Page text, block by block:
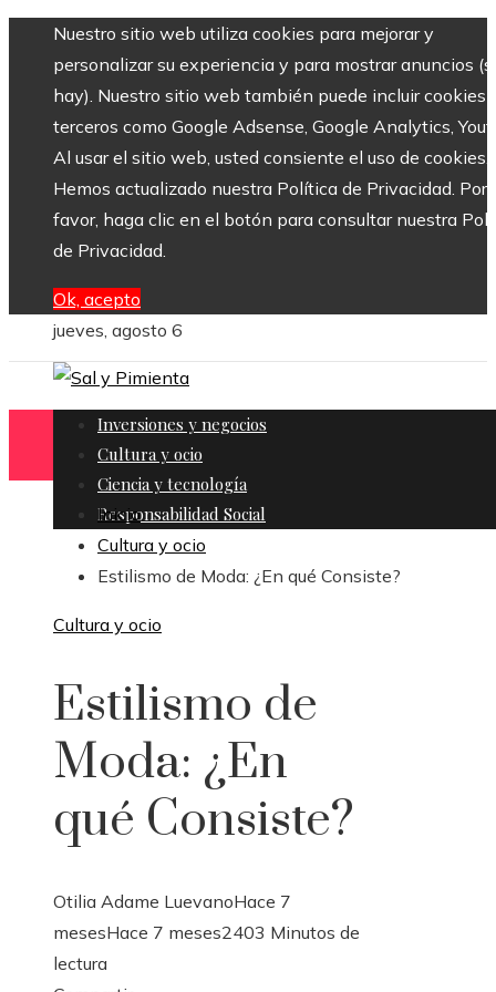
Nuestro sitio web utiliza cookies para mejorar y
personalizar su experiencia y para mostrar anuncios
hay). Nuestro sitio web también puede incluir cookies
terceros como Google Adsense, Google Analytics,
Al usar el sitio web, usted consiente el uso de cookies.
Hemos actualizado nuestra Política de Privacidad. Por
favor, haga clic en el botón para consultar nuestra
de Privacidad.
Ok, acepto
jueves, agosto 6
Inversiones y negocios
Cultura y ocio
Ciencia y tecnología
Responsabilidad Social
Inicio
Cultura y ocio
Estilismo de Moda: ¿En qué Consiste?
Cultura y ocio
Estilismo de
Moda: ¿En
qué Consiste?
Otilia Adame LuevanoHace 7
mesesHace 7 meses2403 Minutos de
lectura